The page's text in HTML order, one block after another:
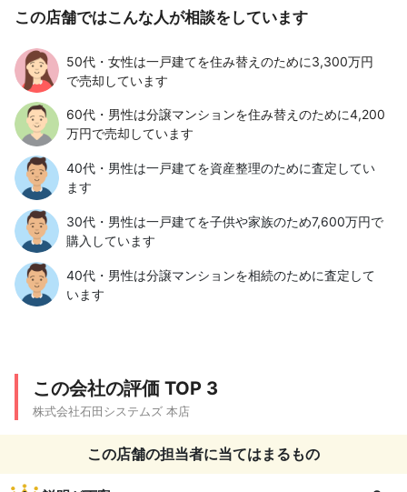
この店舗ではこんな人が相談をしています
50代・女性は一戸建てを住み替えのために3,300万円
で売却しています
60代・男性は分譲マンションを住み替えのために4,200
万円で売却しています
40代・男性は一戸建てを資産整理のために査定してい
ます
30代・男性は一戸建てを子供や家族のため7,600万円で
購入しています
40代・男性は分譲マンションを相続のために査定して
います
この会社の評価 TOP 3
株式会社石田システムズ 本店
この店舗の担当者に当てはまるもの